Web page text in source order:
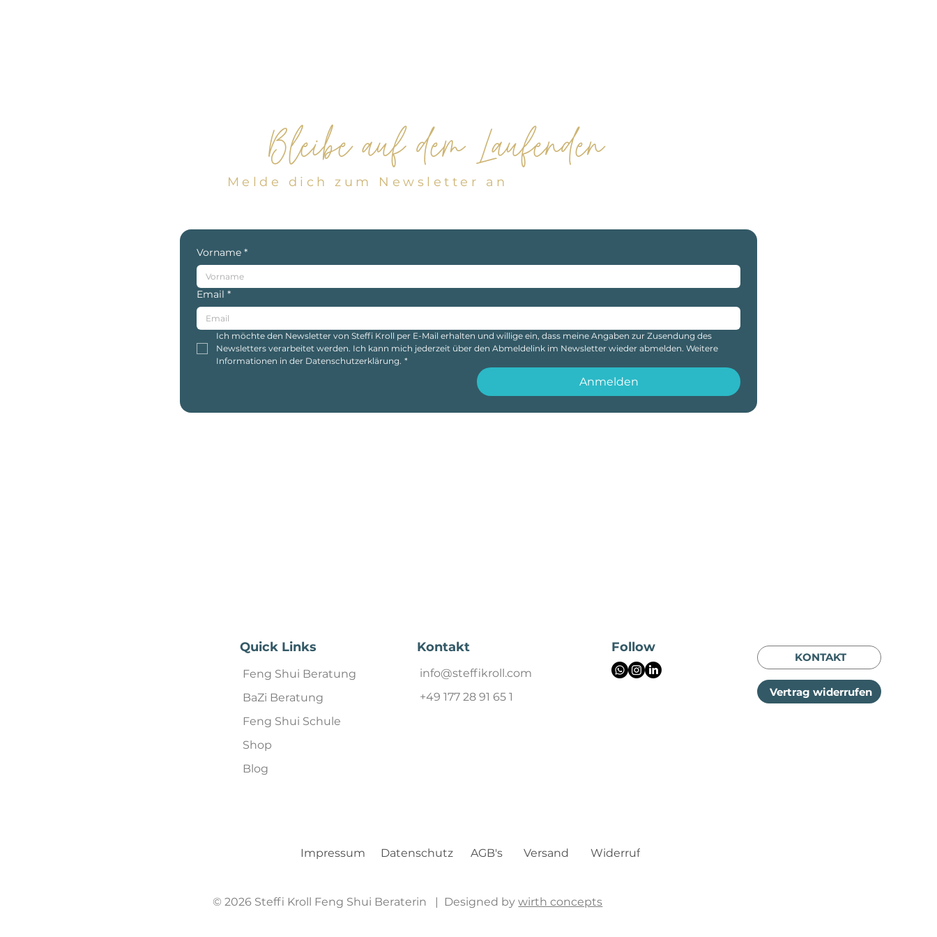
Bleibe auf dem Laufenden
Melde dich zum Newsletter an
Vorname *
Email *
Ich möchte den Newsletter von Steffi Kroll per E-Mail erhalten und willige ein, dass meine Angaben zur Zusendung des
Newsletters verarbeitet werden. Ich kann mich jederzeit über den Abmeldelink im Newsletter wieder abmelden. Weitere
Informationen in der Datenschutzerklärung. *
Anmelden
Quick Links
Feng Shui Beratung
BaZi Beratung
Feng Shui Schule
Shop
Blog
Kontakt
info@steffikroll.com
+49 177 28 91 65 1
Follow
KONTAKT
Vertrag widerrufen
Impressum Datenschutz AGB's Versand Widerruf
© 2026 Steffi Kroll Feng Shui Beraterin | Designed bywirth concepts